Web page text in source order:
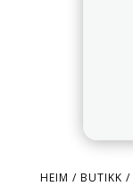
HEIM / BUTIKK /